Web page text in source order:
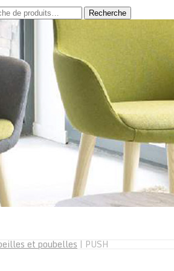
Recherche
et poubelles | PUSH